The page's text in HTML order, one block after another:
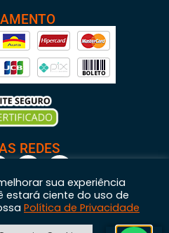
REDES
sua experiência
estará ciente do uso de
Política de Privacidade